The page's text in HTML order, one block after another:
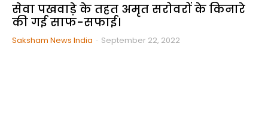
सेवा पखवाड़े के तहत अमृत सरोवरों के किनारे
की गई साफ-सफाई।
Saksham News India - September 22, 2022